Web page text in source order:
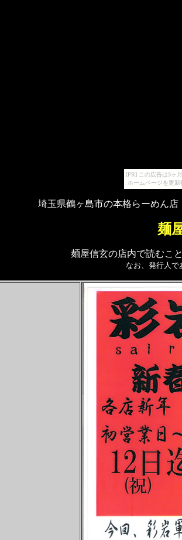
[PR] この広告は3ヶ
ホームページを更
埼玉県鶴ヶ島市の本格らーめん
麺
麺屋信玄の店内で読むこ
なお、発行人